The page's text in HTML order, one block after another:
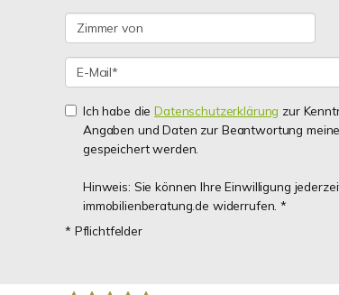
Ich habe dieDatenschutzerklärung zur
Angaben und Daten zur Beantwortung
gespeichert werden.
Hinweis: Sie können Ihre Einwilligung
immobilienberatung.de widerrufen. *
* Pflichtfelder